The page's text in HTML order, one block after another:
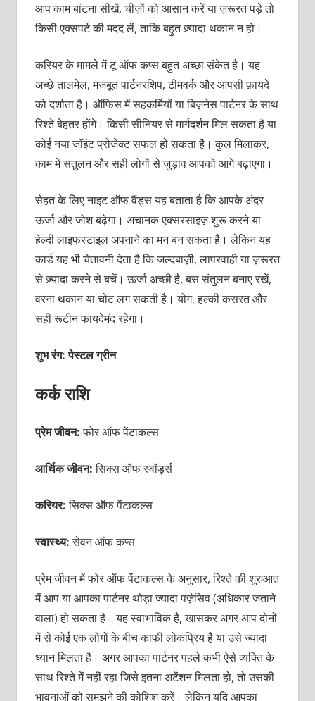
आप काम बांटना सीखें, चीज़ों को आसान करें या ज़रूरत पड़े तो
किसी एक्सपर्ट की मदद लें, ताकि बहुत ज़्यादा थकान न हो।
करियर के मामले में टू ऑफ कप्स बहुत अच्छा संकेत है। यह
अच्छे तालमेल, मजबूत पार्टनरशिप, टीमवर्क और आपसी फ़ायदे
को दर्शाता है। ऑफिस में सहकर्मियों या बिज़नेस पार्टनर के साथ
रिश्ते बेहतर होंगे। किसी सीनियर से मार्गदर्शन मिल सकता है या
कोई नया जॉइंट प्रोजेक्ट सफल हो सकता है। कुल मिलाकर,
काम में संतुलन और सही लोगों से जुड़ाव आपको आगे बढ़ाएगा।
सेहत के लिए नाइट ऑफ वैंड्स यह बताता है कि आपके अंदर
ऊर्जा और जोश बढ़ेगा। अचानक एक्सरसाइज़ शुरू करने या
हेल्दी लाइफस्टाइल अपनाने का मन बन सकता है। लेकिन यह
कार्ड यह भी चेतावनी देता है कि जल्दबाज़ी, लापरवाही या ज़रूरत
से ज़्यादा करने से बचें। ऊर्जा अच्छी है, बस संतुलन बनाए रखें,
वरना थकान या चोट लग सकती है। योग, हल्की कसरत और
सही रूटीन फायदेमंद रहेगा।
शुभ रंग: पेस्टल ग्रीन
कर्क राशि
प्रेम जीवन:फोर ऑफ पेंटाकल्स
आर्थिक जीवन:सिक्स ऑफ स्वॉर्ड्स
करियर:सिक्स ऑफ पेंटाकल्स
स्वास्थ्य:सेवन ऑफ कप्स
प्रेम जीवन में फोर ऑफ पेंटाकल्स के अनुसार, रिश्ते की शुरुआत
में आप या आपका पार्टनर थोड़ा ज्यादा पज़ेसिव (अधिकार जताने
वाला) हो सकता है। यह स्वाभाविक है, खासकर अगर आप दोनों
में से कोई एक लोगों के बीच काफी लोकप्रिय है या उसे ज्यादा
ध्यान मिलता है। अगर आपका पार्टनर पहले कभी ऐसे व्यक्ति के
साथ रिश्ते में नहीं रहा जिसे इतना अटेंशन मिलता हो, तो उसकी
भावनाओं को समझने की कोशिश करें। लेकिन यदि आपका